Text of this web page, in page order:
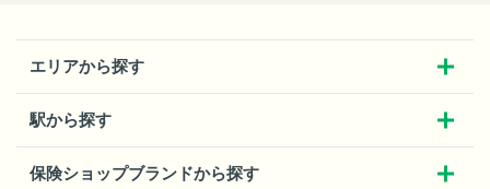
エリアから探す
駅から探す
保険ショップブランドから探す